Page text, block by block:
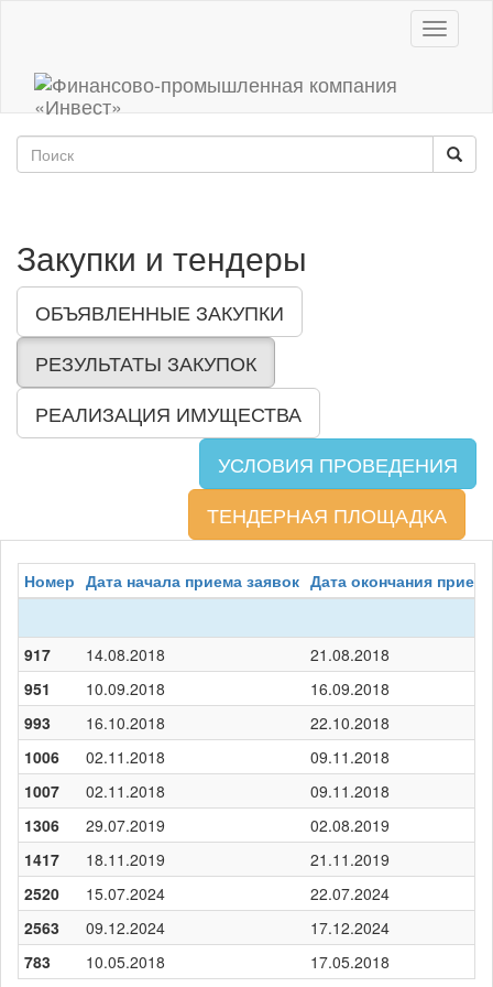
Toggle
Закупки и тендеры
ОБЪЯВЛЕННЫЕ ЗАКУПКИ
РЕЗУЛЬТАТЫ ЗАКУПОК
РЕАЛИЗАЦИЯ ИМУЩЕСТВА
УСЛОВИЯ ПРОВЕДЕНИЯ
ТЕНДЕРНАЯ ПЛОЩАДКА
Номер Дата начала приема заявок Дата окончания
917 14.08.2018
21.08.2018
951
10.09.2018
16.09.2018
993
16.10.2018
22.10.2018
1006
02.11.2018
09.11.2018
1007
02.11.2018
09.11.2018
1306
29.07.2019
02.08.2019
1417
18.11.2019
21.11.2019
2520
15.07.2024
22.07.2024
2563
09.12.2024
17.12.2024
783
10.05.2018 17.05.2018